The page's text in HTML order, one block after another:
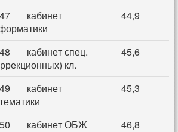
кабинет
44,9
кабинет спец.
кл.
45,6
кабинет
45,3
кабинет ОБЖ 46,8